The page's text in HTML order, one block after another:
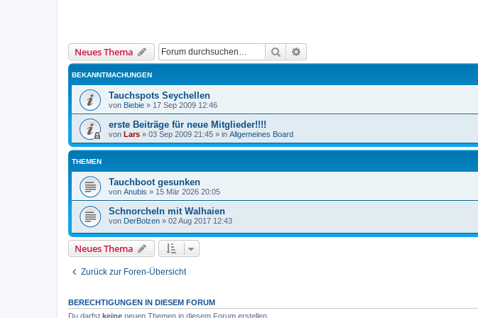
Neues Thema Suche
BEKANNTMACHUNGEN
Tauchspots Seychellen
von Biebie » 17 Sep 2009 12:46
erste Beiträge für neue Mitglieder!!!!
von Lars » 03 Sep 2009 21:45 » in Allgemeines Board
THEMEN
Tauchboot gesunken
von Anubis » 15 Mär 2026 20:05
Schnorcheln mit Walhaien
von DerBolzen » 02 Aug 2017 12:43
Neues Thema
Zurück zur Foren-Übersicht
BERECHTIGUNGEN IN DIESEM FORUM
Du darfst keine neuen Themen in diesem Forum erstellen.